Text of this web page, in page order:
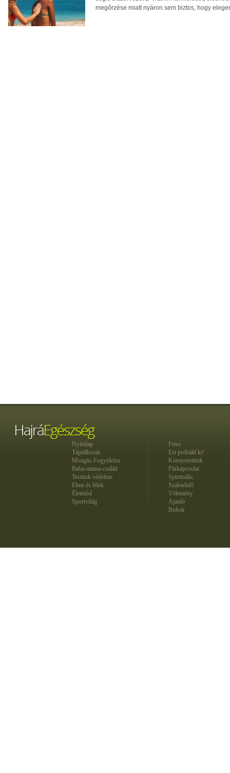
megőrzése miatt nyáron sem biztos, hogy
Nyitólap
Táplálkozás
Mozgás-Fogyókúra
Baba-mama-család
Testünk védelme
Elme és lélek
Életmód
Sportvilág
Friss
Ezt próbáld ki!
Környezetünk
Párkapcsolat
Spirituális
Szabadidő
Vélemény
Ajánló
Bulvár